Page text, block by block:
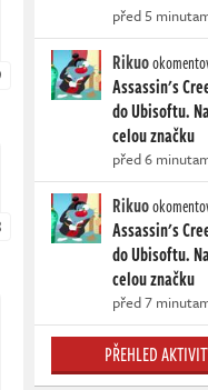
před 5
Rikuo
Assassin's
do Ubisoftu.
celou značku
před 6
Rikuo
Assassin's
do Ubisoftu.
celou značku
před 7
PŘEHLED